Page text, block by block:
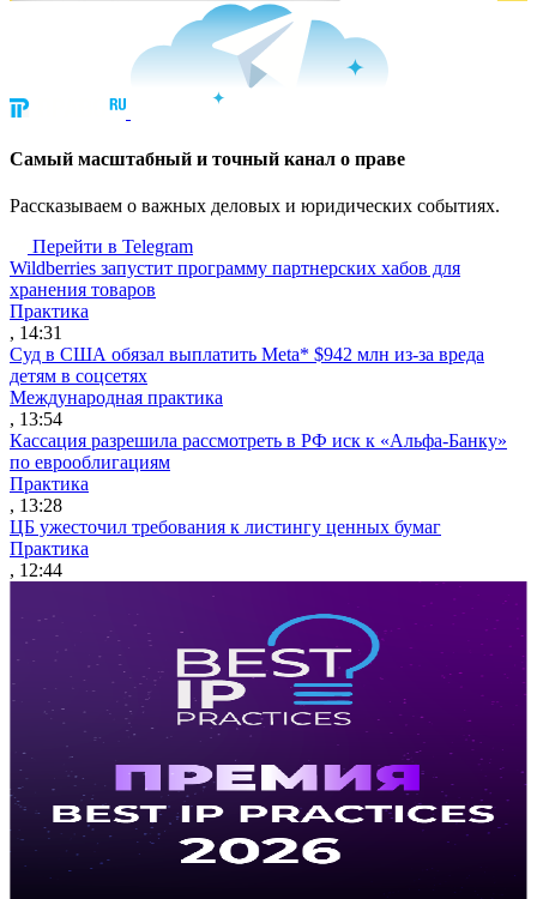
Cамый масштабный и точный канал о праве
Рассказываем о важных деловых и юридических событиях.
Перейти в Telegram
Wildberries запустит программу партнерских хабов для
хранения товаров
Практика
, 14:31
Суд в США обязал выплатить Meta* $942 млн из-за вреда
детям в соцсетях
Международная практика
, 13:54
Кассация разрешила рассмотреть в РФ иск к «Альфа-Банку»
по еврооблигациям
Практика
, 13:28
ЦБ ужесточил требования к листингу ценных бумаг
Практика
, 12:44